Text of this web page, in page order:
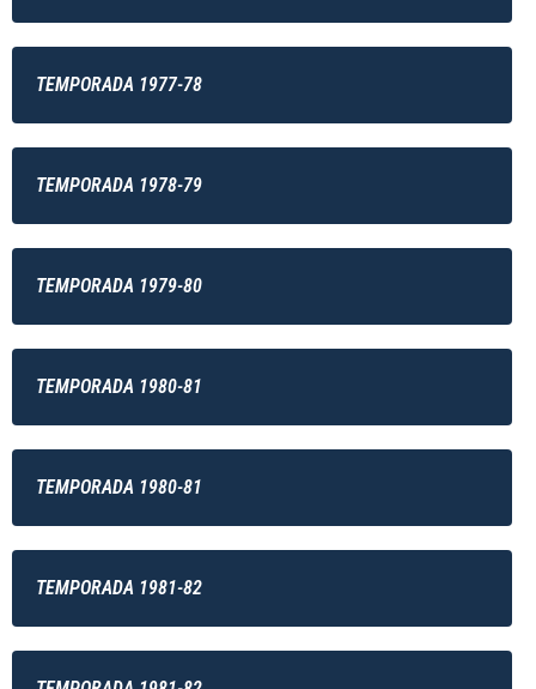
TEMPORADA 1977-78
TEMPORADA 1978-79
TEMPORADA 1979-80
TEMPORADA 1980-81
TEMPORADA 1980-81
TEMPORADA 1981-82